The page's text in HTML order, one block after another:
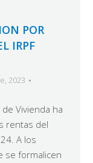
POR
IRPF
2023
Vivienda ha
rentas del
A los
se formalicen